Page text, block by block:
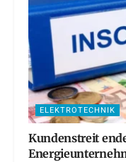
ELEKTROTECHNIK
Kundenstreit